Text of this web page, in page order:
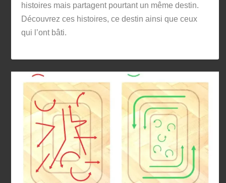
histoires mais partagent pourtant un même destin.
Découvrez ces histoires, ce destin ainsi que ceux
qui l’ont bâti.